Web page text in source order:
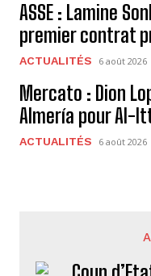
ASSE : Lamine
premier contrat
ACTUALITÉS 6 août 2026
Mercato : Dion
Almería pour Al-
ACTUALITÉS 6 août 2026